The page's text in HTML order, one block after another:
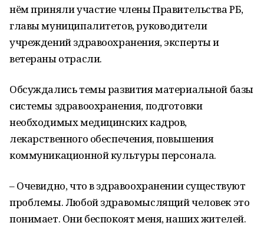
нём приняли участие члены Правительства РБ,
главы муниципалитетов, руководители
учреждений здравоохранения, эксперты и
ветераны отрасли.
Обсуждались темы развития материальной базы
системы здравоохранения, подготовки
необходимых медицинских кадров,
лекарственного обеспечения, повышения
коммуникационной культуры персонала.
– Очевидно, что в здравоохранении существуют
проблемы. Любой здравомыслящий человек это
понимает. Они беспокоят меня, наших жителей.